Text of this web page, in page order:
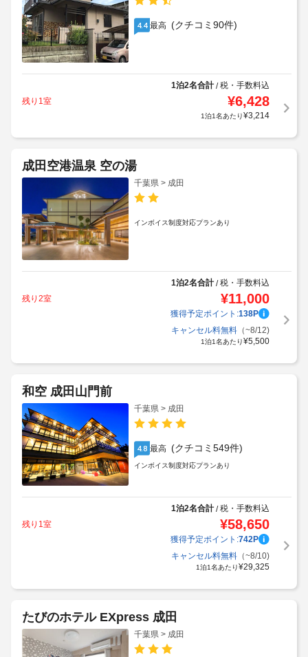
4.4 最高 (クチコミ90件)
1泊2名合計/税・手数料込
残り1室
¥6,428
1泊1名あたり¥3,214
成田空港温泉 空の湯
千葉県 > 成田
インボイス制度対応プランあり
1泊2名合計/税・手数料込
残り2室
¥11,000
獲得予定ポイント:138P
キャンセル料無料（~8/12)
1泊1名あたり¥5,500
和空 成田山門前
千葉県 > 成田
4.8 最高 (クチコミ549件)
インボイス制度対応プランあり
1泊2名合計/税・手数料込
残り1室
¥58,650
獲得予定ポイント:742P
キャンセル料無料（~8/10)
1泊1名あたり¥29,325
たびのホテル EXpress 成田
千葉県 > 成田